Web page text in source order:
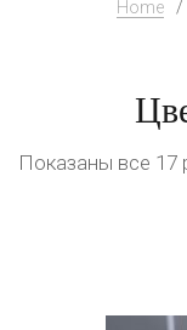
Home /
Показаны все 17